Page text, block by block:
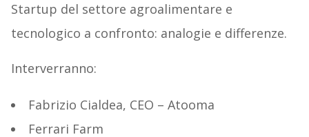
Startup del settore agroalimentare e
tecnologico a confronto: analogie e differenze.
Interverranno:
Fabrizio Cialdea, CEO – Atooma
Ferrari Farm